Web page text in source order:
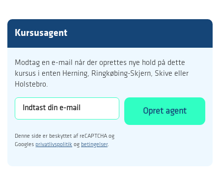
Kursusagent
Modtag en e-mail når der oprettes nye hold på dette
kursus i enten Herning, Ringkøbing-Skjern, Skive eller
Holstebro.
Opret agent
Denne side er beskyttet af reCAPTCHA og
Googles privatlivspolitik og betingelser.